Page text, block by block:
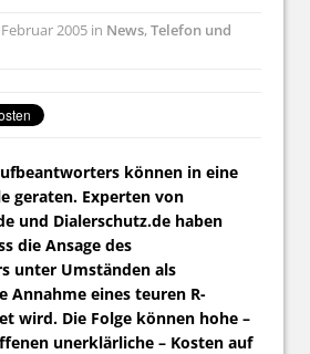
Februar 2005 in News,Telefon und
können in eine
geraten. Experten von
und Dialerschutz.de haben
die Ansage des
unter Umständen als
Annahme eines teuren R-
wird. Die Folge können hohe –
unerklärliche – Kosten auf